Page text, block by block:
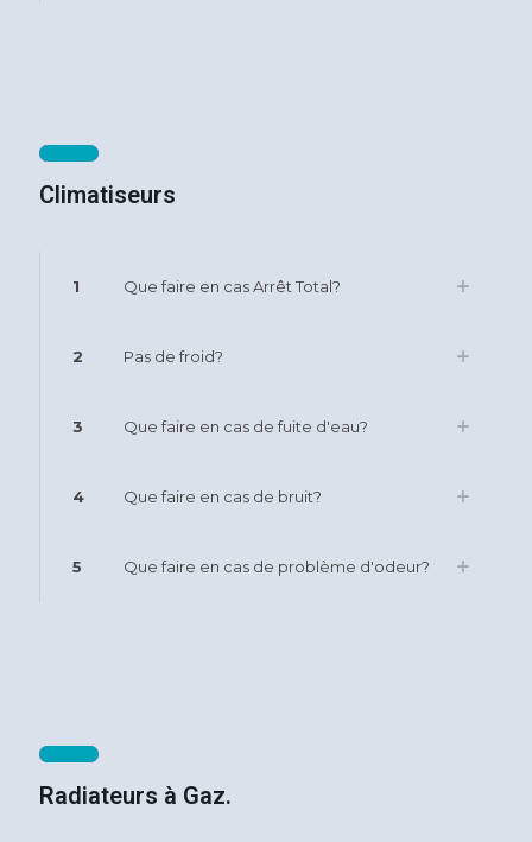
Climatiseurs
1 Que faire en cas Arrêt Total?
2 Pas de froid?
3 Que faire en cas de fuite d'eau?
4 Que faire en cas de bruit?
5 Que faire en cas de problème d'odeur?
Radiateurs à Gaz.